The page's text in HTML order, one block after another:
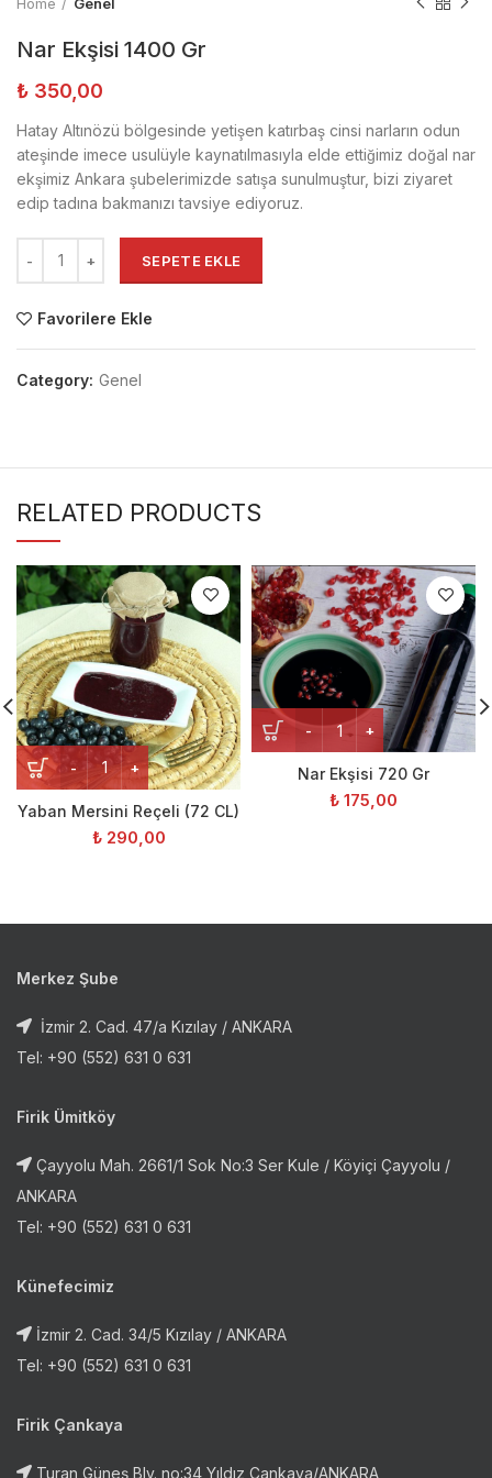
Nar Ekşisi 1400 Gr
₺ 350,00
Hatay Altınözü bölgesinde yetişen katırbaş cinsi narların odun
ateşinde imece usulüyle kaynatılmasıyla elde ettiğimiz doğal nar
ekşimiz Ankara şubelerimizde satışa sunulmuştur, bizi ziyaret
edip tadına bakmanızı tavsiye ediyoruz.
SEPETE EKLE
Favorilere Ekle
Category: Genel
RELATED PRODUCTS
Yaban Mersini Reçeli (72 CL)
₺290,00
Nar Ekşisi 720 Gr
₺ 175,00
Merkez Şube
İzmir 2. Cad. 47/a Kızılay / ANKARA
Tel: +90 (552) 631 0 631
Firik Ümitköy
Çayyolu Mah. 2661/1 Sok No:3 Ser Kule / Köyiçi Çayyolu /
ANKARA
Tel: +90 (552) 631 0 631
Künefecimiz
İzmir 2. Cad. 34/5 Kızılay / ANKARA
Tel: +90 (552) 631 0 631
Firik Çankaya
Turan Güneş Blv. no:34 Yıldız Çankaya/ANKARA